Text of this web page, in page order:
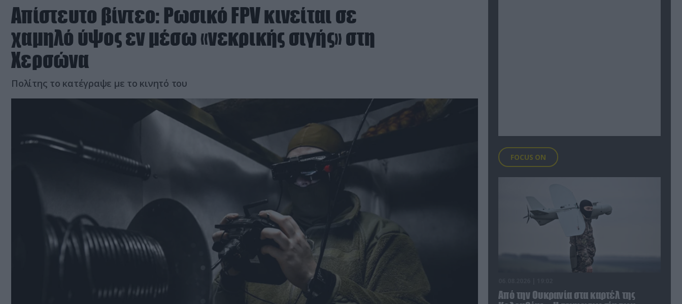
Απίστευτο βίντεο: Ρωσικό FPV κινείται σε
χαμηλό ύψος εν μέσω «νεκρικής σιγής» στη
Χερσώνα
Πολίτης το κατέγραψε με το κινητό του
FOCUS ON
Από την Ουκρανία στα καρτέλ της